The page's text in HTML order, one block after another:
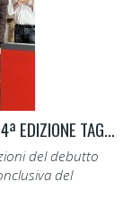
INGEGNERIA DELLA MOTO DA CORSA: LA 14ª EDIZIONE TAGLIA IL TRAGUARDO.
del debutto
del